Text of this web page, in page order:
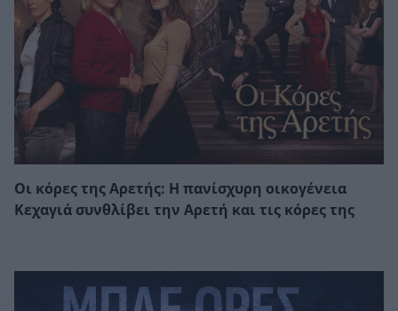
Οι κόρες της Αρετής: Η πανίσχυρη οικογένεια
Κεχαγιά συνθλίβει την Αρετή και τις κόρες της